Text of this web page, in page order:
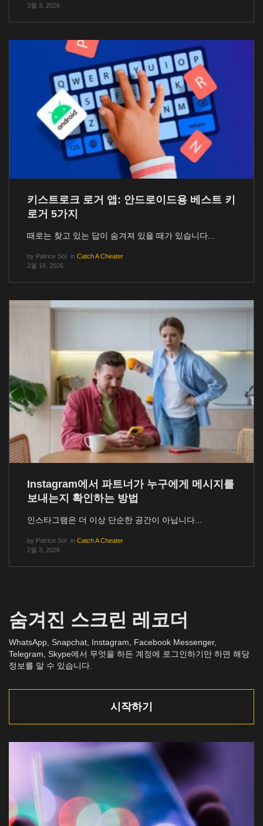
3월 3, 2026
키스트로크 로거 앱: 안드로이드용 베스트 키
로거 5가지
때로는 찾고 있는 답이 숨겨져 있을 때가 있습니다...
by Patrice Sol in Catch A Cheater
2월 16, 2026
Instagram에서 파트너가 누구에게 메시지를
보내는지 확인하는 방법
인스타그램은 더 이상 단순한 공간이 아닙니다...
by Patrice Sol in Catch A Cheater
2월 3, 2026
숨겨진 스크린 레코더
WhatsApp, Snapchat, Instagram, Facebook Messenger,
Telegram, Skype에서 무엇을 하든 계정에 로그인하기만 하면 해당
정보를 알 수 있습니다.
시작하기